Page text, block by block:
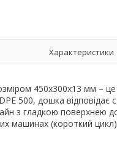
Характеристики
450x300x13 мм – це
500, дошка відповідає
з гладкою
машинах (короткий